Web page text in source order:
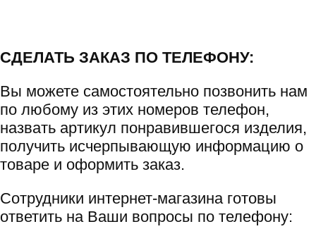
СДЕЛАТЬ ЗАКАЗ ПО ТЕЛЕФОНУ:
Вы можете самостоятельно позвонить нам
по любому из этих номеров телефон,
назвать артикул понравившегося изделия,
получить исчерпывающую информацию о
товаре и оформить заказ.
Сотрудники интернет-магазина готовы
ответить на Ваши вопросы по телефону: